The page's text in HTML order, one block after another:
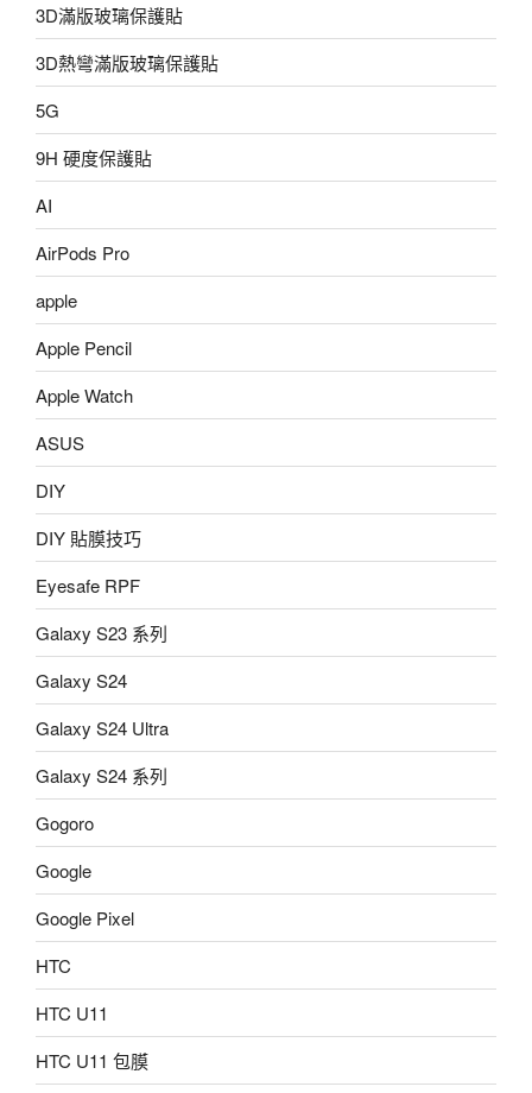
3D滿版玻璃保護貼
3D熱彎滿版玻璃保護貼
5G
9H 硬度保護貼
AI
AirPods Pro
apple
Apple Pencil
Apple Watch
ASUS
DIY
DIY 貼膜技巧
Eyesafe RPF
Galaxy S23 系列
Galaxy S24
Galaxy S24 Ultra
Galaxy S24 系列
Gogoro
Google
Google Pixel
HTC
HTC U11
HTC U11 包膜